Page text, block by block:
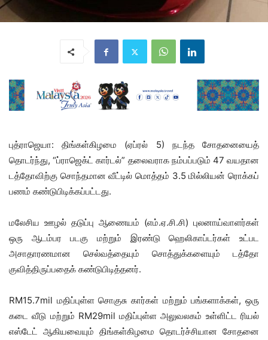
புத்ராஜெயா: திங்கள்கிழமை (ஏப்ரல் 5) நடந்த சோதனையைத்
தொடர்ந்து, “ப்ராஜெக்ட் கார்டல்” தலைவராக நம்பப்படும் 47 வயதான
டத்தோவிற்கு சொந்தமான வீட்டில் மொத்தம் 3.5 மில்லியன் ரொக்கப்
பணம் கண்டுபிடிக்கப்பட்டது.
மலேசிய ஊழல் தடுப்பு ஆணையம் (எம்.ஏ.சி.சி) புலனாய்வாளர்கள்
ஒரு ஆடம்பர படகு மற்றும் இரண்டு ஹெலிகாப்டர்கள் உட்பட
அசாதாரணமான செல்வத்தையும் சொத்துக்களையும் டத்தோ
குவித்திருப்பதைக் கண்டுபிடித்தனர்.
RM15.7mil மதிப்புள்ள சொகுசு கார்கள் மற்றும் பங்களாக்கள், ஒரு
கடை வீடு மற்றும் RM29mil மதிப்புள்ள அலுவலகம் உள்ளிட்ட ரியல்
எஸ்டேட் ஆகியவையும் திங்கள்கிழமை தொடர்ச்சியான சோதனை